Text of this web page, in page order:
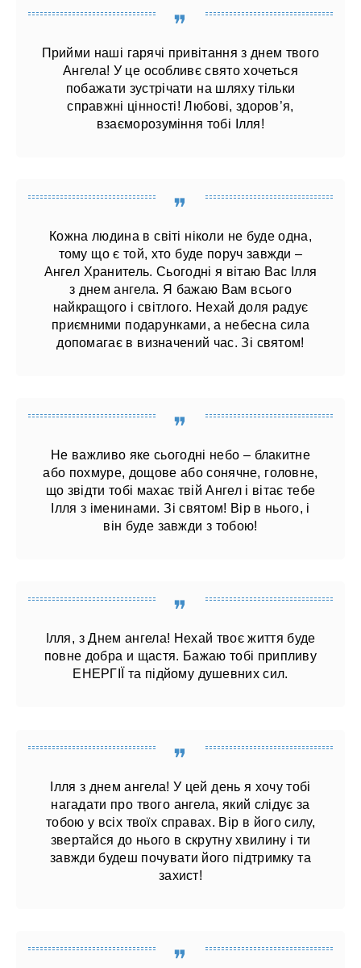
Прийми наші гарячі привітання з днем ​​твого
Ангела! У це особливє свято хочеться
побажати зустрічати на шляху тільки
справжні цінності! Любові, здоров’я,
взаєморозуміння тобі Ілля!
Кожна людина в світі ніколи не буде одна,
тому що є той, хто буде поруч завжди –
Ангел Хранитель. Сьогодні я вітаю Вас Ілля
з днем ​​ангела. Я бажаю Вам всього
найкращого і світлого. Нехай доля радує
приємними подарунками, а небесна сила
допомагає в визначений час. Зі святом!
Не важливо яке сьогодні небо – блакитне
або похмуре, дощове або сонячне, головне,
що звідти тобі махає твій Ангел і вітає тебе
Ілля з іменинами. Зі святом! Вір в нього, і
він буде завжди з тобою!
Ілля, з Днем ангела! Нехай твоє життя буде
повне добра и щастя. Бажаю тобі припливу
ЕНЕРГІЇ та підйому душевних сил.
Ілля з днем ангела! У цей день я хочу тобі
нагадати про твого ангела, який слідує за
тобою у всіх твоїх справах. Вір в його силу,
звертайся до нього в скрутну хвилину і ти
завжди будеш почувати його підтримку та
захист!